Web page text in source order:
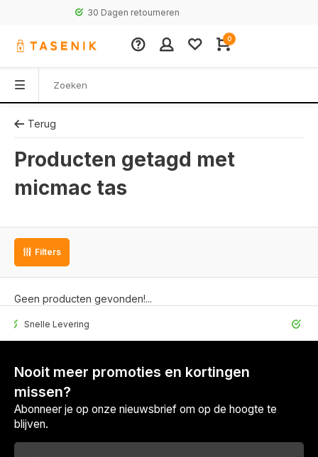
30 Dagen retourneren
0
Terug
Producten getagd met
micmac tas
Filters
Geen producten gevonden!...
Levering 30 Dagen
Nooit meer promoties en kortingen
missen?
Abonneer je op onze nieuwsbrief om op de hoogte te
blijven.